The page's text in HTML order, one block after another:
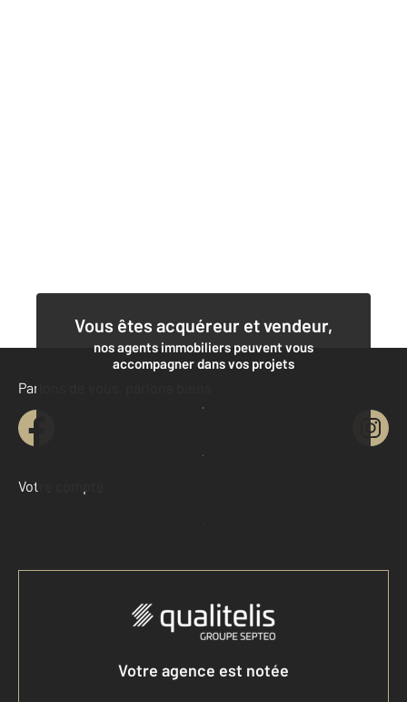
Vous êtes acquéreur et vendeur,
nos agents immobiliers peuvent vous
accompagner dans vos projets
Contacter l'agence
Demander une estimation
Parlons de vous, parlons biens
Votre compte :
Accéder à mon compte
Votre agence est notée